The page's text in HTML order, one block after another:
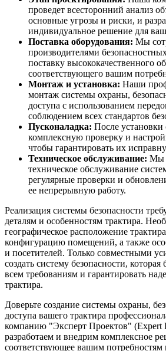
проведет всесторонний анализ
основные угрозы и риски, и
индивидуальное решение для
Поставка оборудования: Мы
производителями
поставку высококачественного
соответствующего вашим
Монтаж и установка: Наши
монтаж системы охраны,
доступа с использованием
соблюдением всех стандартов
Пусконаладка: После
комплексную проверку и
чтобы гарантировать их
Техническое обслуживание: Мы
техническое обслуживание
регулярные проверки и
ее непрерывную работу.
Реализация системы безопасности
деталям и особенностям трактира.
географическое расположение
конфигурацию помещений, а также
и посетителей. Только совместными
создать систему безопасности, которая
всем требованиям и гарантировать
трактира.
Доверьте создание системы охраны,
доступа вашего трактира
компанию "Эксперт Проектов" (Expert
разработаем и внедрим комплексное
соответствующее вашим